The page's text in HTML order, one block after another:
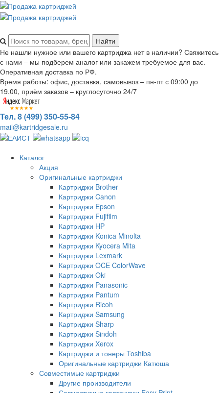
Не нашли нужное или вашего картриджа нет в наличии? Свяжитесь
с нами – мы подберем аналог или закажем требуемое для вас.
Оперативная доставка по РФ.
Время работы: офис, доставка, самовывоз – пн-пт с 09:00 до
19.00, приём заказов – круглосуточно 24/7
Тел. 8 (499) 350-55-84
mail@kartridgesale.ru
Каталог
Акция
Оригинальные картриджи
Картриджи Brother
Картриджи Canon
Картриджи Epson
Картриджи Fujifilm
Картриджи HP
Картриджи Konica Minolta
Картриджи Kyocera Mita
Картриджи Lexmark
Картриджи OCE ColorWave
Картриджи Oki
Картриджи Panasonic
Картриджи Pantum
Картриджи Ricoh
Картриджи Samsung
Картриджи Sharp
Картриджи Sindoh
Картриджи Xerox
Картриджи и тонеры Toshiba
Оригинальные картриджи Катюша
Совместимые картриджи
Другие производители